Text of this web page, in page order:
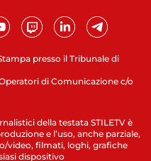
presso il Tribunale di
di Comunicazione c/o
della testata STILETV è
e l’uso, anche parziale,
video, filmati, loghi, grafiche
dispositivo